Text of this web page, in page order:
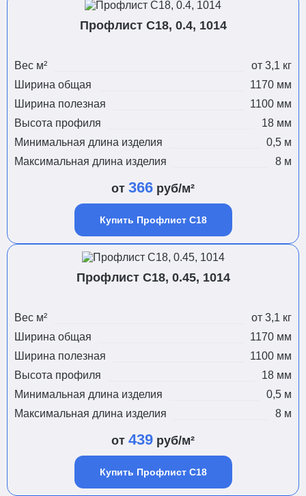
Профлист С18, 0.4, 1014
Вес м²
от 3,1 кг
Ширина общая
1170 мм
Ширина полезная
1100 мм
Высота профиля
18 мм
Минимальная длина изделия
0,5 м
Максимальная длина изделия
8 м
от 366 руб/м²
Купить Профлист С18
Профлист С18, 0.45, 1014
Вес м²
от 3,1 кг
Ширина общая
1170 мм
Ширина полезная
1100 мм
Высота профиля
18 мм
Минимальная длина изделия
0,5 м
Максимальная длина изделия
8 м
от 439 руб/м²
Купить Профлист С18